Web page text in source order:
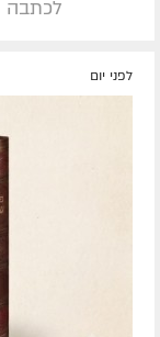
לכתבה
לפני יום